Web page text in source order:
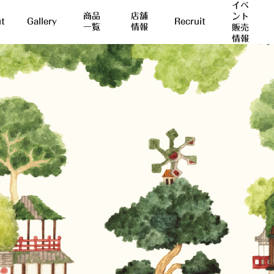
Gallery
商品
一覧
店舗
情報
Recruit
イベ
ント
販売
情報